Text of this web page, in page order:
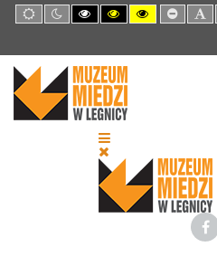
Default
mode
Night
mode
High
Contrast
mode
High
Contrast
mode
High
Contrast
mode
Set